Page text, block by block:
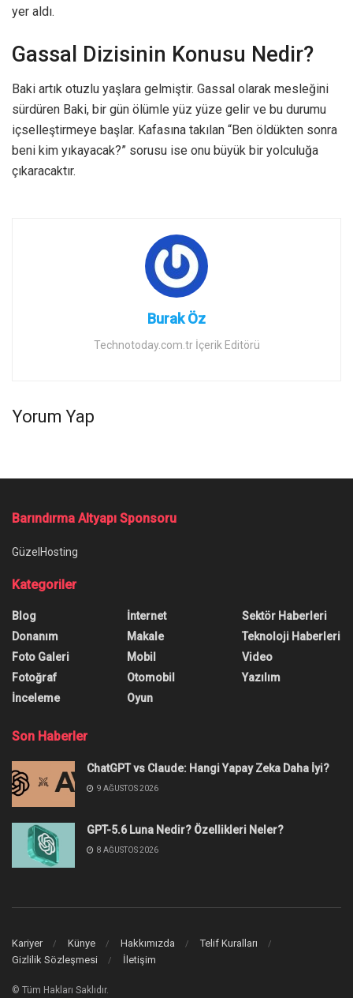
yer aldı.
Gassal Dizisinin Konusu Nedir?
Baki artık otuzlu yaşlara gelmiştir. Gassal olarak mesleğini
sürdüren Baki, bir gün ölümle yüz yüze gelir ve bu durumu
içselleştirmeye başlar. Kafasına takılan “Ben öldükten sonra
beni kim yıkayacak?” sorusu ise onu büyük bir yolculuğa
çıkaracaktır.
Burak Öz
Technotoday.com.tr İçerik Editörü
Yorum Yap
Barındırma Altyapı Sponsoru
GüzelHosting
Kategoriler
Blog
Donanım
Foto Galeri
Fotoğraf
İnceleme
İnternet
Makale
Mobil
Otomobil
Oyun
Sektör Haberleri
Teknoloji Haberleri
Video
Yazılım
Son Haberler
ChatGPT vs Claude: Hangi Yapay Zeka Daha İyi?
9 AĞUSTOS 2026
GPT-5.6 Luna Nedir? Özellikleri Neler?
8 AĞUSTOS 2026
Kariyer Künye Hakkımızda
Telif Kuralları
Gizlilik Sözleşmesi
İletişim
© Tüm Hakları Saklıdır.